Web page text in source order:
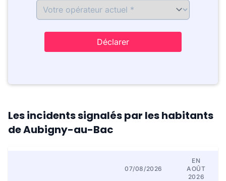
Déclarer
Les incidents signalés par les habitants
de Aubigny-au-Bac
07/08/2026
EN
AOÛT
2026